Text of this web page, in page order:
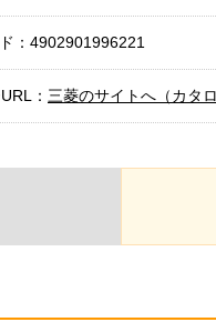
：4902901996221
： 三菱のサイトへ（カタ